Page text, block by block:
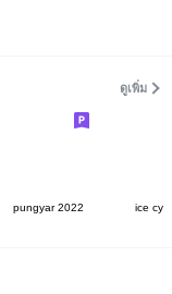
ดูเพิ่ม
pungyar 2022 ice cy